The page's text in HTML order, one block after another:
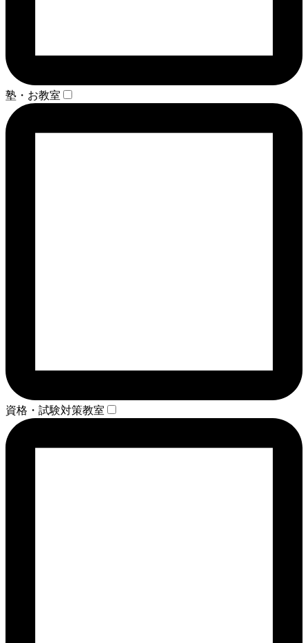
塾・お教室
資格・試験対策教室